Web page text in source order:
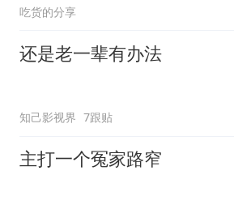
吃货的分享
还是老一辈有办法
知己影视界 7跟贴
主打一个冤家路窄